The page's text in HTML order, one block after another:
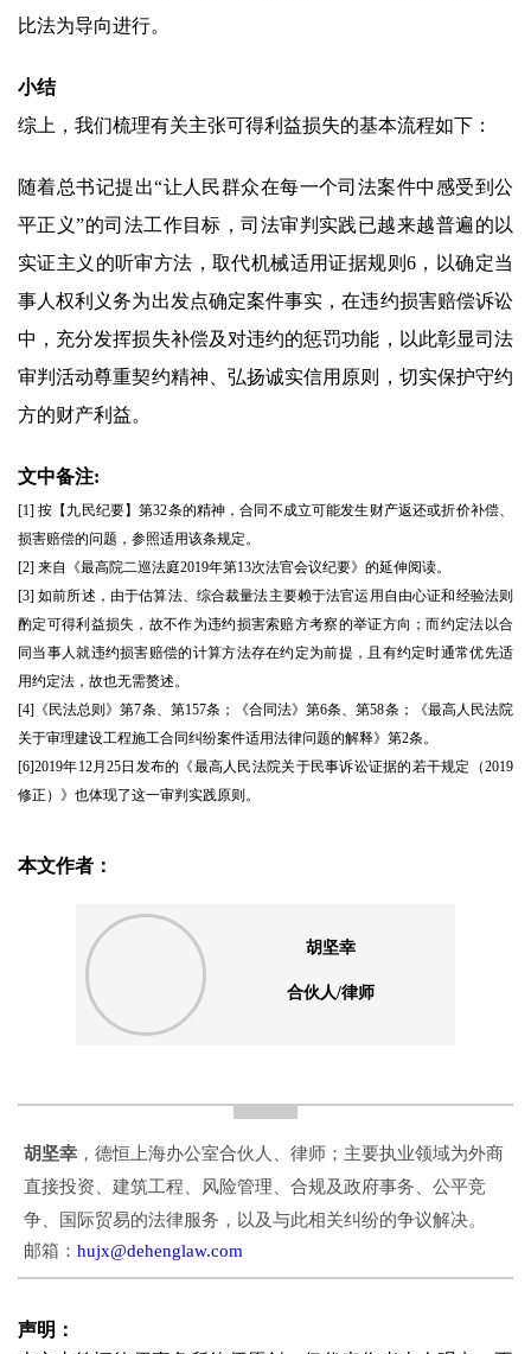
比法为导向进行。
小结
综上，我们梳理有关主张可得利益损失的基本流程如下：
随着总书记提出“让人民群众在每一个司法案件中感受到公
平正义”的司法工作目标，司法审判实践已越来越普遍的以
实证主义的听审方法，取代机械适用证据规则6，以确定当
事人权利义务为出发点确定案件事实，在违约损害赔偿诉讼
中，充分发挥损失补偿及对违约的惩罚功能，以此彰显司法
审判活动尊重契约精神、弘扬诚实信用原则，切实保护守约
方的财产利益。
文中备注:
[1] 按【九民纪要】第32条的精神，合同不成立可能发生财产返还或折价补偿、
损害赔偿的问题，参照适用该条规定。
[2] 来自《最高院二巡法庭2019年第13次法官会议纪要》的延伸阅读。
[3] 如前所述，由于估算法、综合裁量法主要赖于法官运用自由心证和经验法则
酌定可得利益损失，故不作为违约损害索赔方考察的举证方向；而约定法以合
同当事人就违约损害赔偿的计算方法存在约定为前提，且有约定时通常优先适
用约定法，故也无需赘述。
[4]《民法总则》第7条、第157条；《合同法》第6条、第58条；《最高人民法院
关于审理建设工程施工合同纠纷案件适用法律问题的解释》第2条。
[6]2019年12月25日发布的《最高人民法院关于民事诉讼证据的若干规定（2019
修正）》也体现了这一审判实践原则。
本文作者：
胡坚幸
合伙人/律师
胡坚幸 ，德恒上海办公室合伙人、律师；主要执业领域为外商
直接投资、建筑工程、风险管理、合规及政府事务、公平竞
争、国际贸易的法律服务，以及与此相关纠纷的争议解决。
邮箱： hujx@dehenglaw.com
声明：